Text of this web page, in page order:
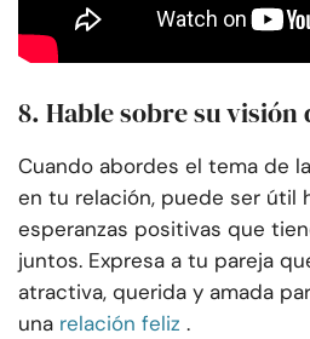
8. Hable sobre su visión
Cuando abordes el tema de
en tu relación, puede ser útil
esperanzas positivas que
juntos. Expresa a tu pareja
atractiva, querida y amada
una relación feliz .